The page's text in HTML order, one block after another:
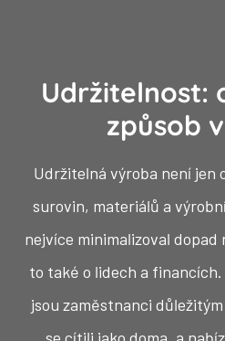
Udržitelnost:
způsob
Udržitelná výroba není jen
surovin, materiálů a
nejvíce minimalizoval
to také o lidech a
jsou zaměstnanci